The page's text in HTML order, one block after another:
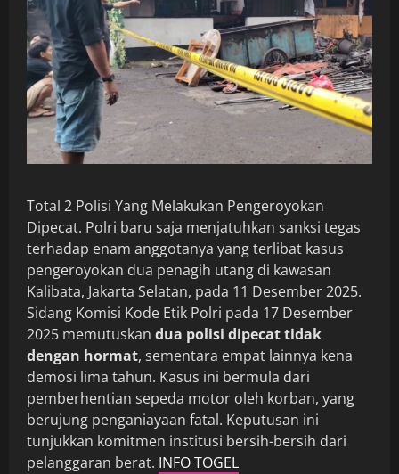
Total 2 Polisi Yang Melakukan Pengeroyokan
Dipecat. Polri baru saja menjatuhkan sanksi tegas
terhadap enam anggotanya yang terlibat kasus
pengeroyokan dua penagih utang di kawasan
Kalibata, Jakarta Selatan, pada 11 Desember 2025.
Sidang Komisi Kode Etik Polri pada 17 Desember
2025 memutuskan dua polisi dipecat tidak
dengan hormat, sementara empat lainnya kena
demosi lima tahun. Kasus ini bermula dari
pemberhentian sepeda motor oleh korban, yang
berujung penganiayaan fatal. Keputusan ini
tunjukkan komitmen institusi bersih-bersih dari
pelanggaran berat. INFO TOGEL